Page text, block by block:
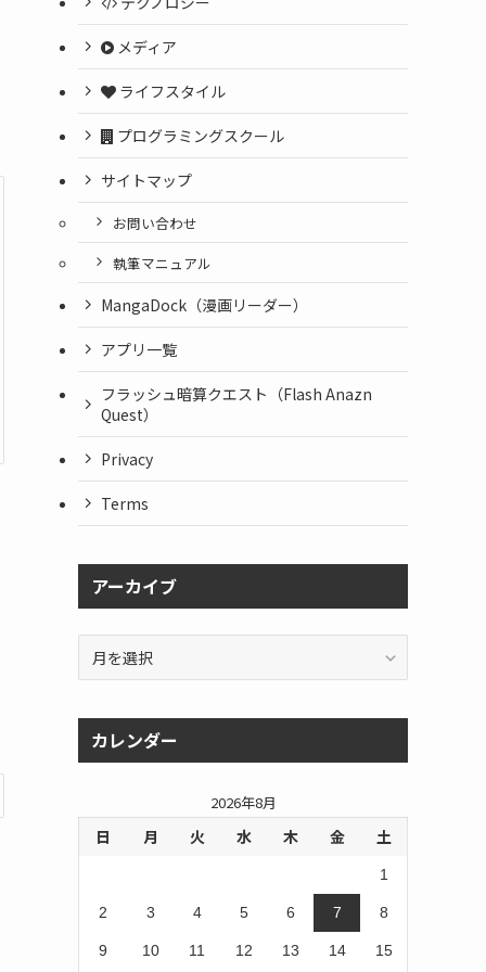
メディア
ライフスタイル
プログラミングスクール
サイトマップ
お問い合わせ
執筆マニュアル
MangaDock（漫画リーダー）
アプリ一覧
フラッシュ暗算クエスト（Flash Anazn
Quest）
Privacy
Terms
アーカイブ
イ
カレンダー
2026年8月
日 月 火 水 木 金 土
1
2 3 4 5 6 7 8
9 10 11 12 13 14 15